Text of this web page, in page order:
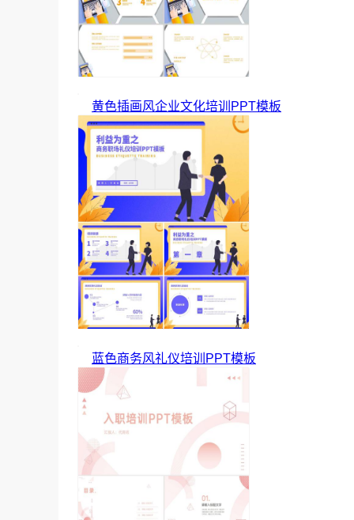
黄色插画风企业文化培训PPT模板
蓝色商务风礼仪培训PPT模板